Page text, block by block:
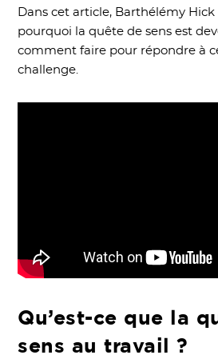
Dans cet article, Barthélémy
pourquoi la quête de sens est
comment faire pour répondre à
challenge.
Qu’est-ce que la
sens au travail ?